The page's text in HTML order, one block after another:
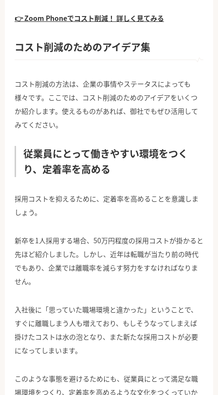
👉 Zoom Phoneでコスト削減！ 詳しく見てみる
コスト削減のためのアイデア集
コスト削減の方法は、企業の事情やステータスによっても
様々です。ここでは、コスト削減のためのアイデアをいくつ
か紹介します。使えるものがあれば、御社でもぜひ活用して
みてください。
従業員にとって働きやすい環境をつく
り、定着率を高める
採用コストを抑えるために、定着率を高めることを意識しま
しょう。
新卒を1人採用する場合、50万円程度の採用コストが掛かると
先ほど紹介しました。しかし、近年は転職が当たり前の時代
でもあり、企業では離職率を減らす努力をすなければなりま
せん。
入社後に「思っていた職場環境と違かった」ということで、
すぐに離職しまう人も増えており、もしそうなってしまえば
掛けたコストは水の泡となり、また新たな採用コストが必要
になってしまいます。
このような事態を避けるためにも、従業員にとって満足な職
場環境をつくり、定着率を高めるような文化をつくっていか